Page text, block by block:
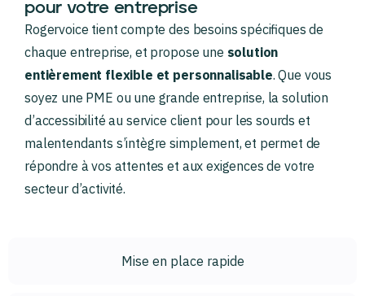
Mise en place rapide
pour votre entreprise
Rogervoice tient compte des besoins spécifiques de
chaque entreprise, et propose une solution
entièrement flexible et personnalisable. Que vous
soyez une PME ou une grande entreprise, la solution
d’accessibilité au service client pour les sourds et
malentendants s’intègre simplement, et permet de
répondre à vos attentes et aux exigences de votre
secteur d’activité.